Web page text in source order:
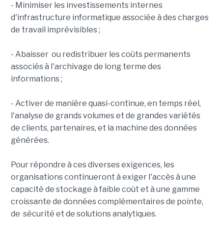
- Minimiser les investissements internes
d'infrastructure informatique associée à des charges
de travail imprévisibles ;
- Abaisser ou redistribuer les coûts permanents
associés à l'archivage de long terme des
informations ;
- Activer de manière quasi-continue, en temps réel,
l'analyse de grands volumes et de grandes variétés
de clients, partenaires, et la machine des données
générées.
Pour répondre à ces diverses exigences, les
organisations continueront à exiger l'accès à une
capacité de stockage à faible coût et à une gamme
croissante de données complémentaires de pointe,
de sécurité et de solutions analytiques.